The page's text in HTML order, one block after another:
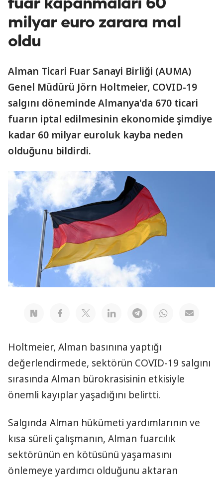
fuar kapanmaları 60
milyar euro zarara mal
oldu
Alman Ticari Fuar Sanayi Birliği (AUMA)
Genel Müdürü Jörn Holtmeier, COVID-19
salgını döneminde Almanya'da 670 ticari
fuarın iptal edilmesinin ekonomide şimdiye
kadar 60 milyar euroluk kayba neden
olduğunu bildirdi.
Holtmeier, Alman basınına yaptığı
değerlendirmede, sektörün COVID-19 salgını
sırasında Alman bürokrasisinin etkisiyle
önemli kayıplar yaşadığını belirtti.
Salgında Alman hükümeti yardımlarının ve
kısa süreli çalışmanın, Alman fuarcılık
sektörünün en kötüsünü yaşamasını
önlemeye yardımcı olduğunu aktaran